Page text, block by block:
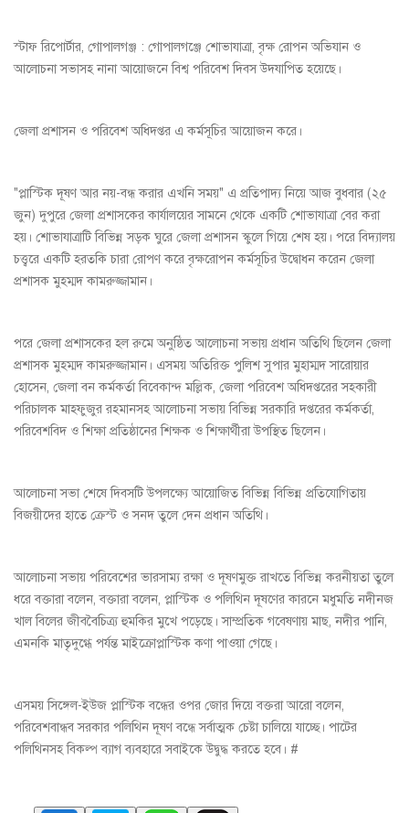
স্টাফ রিপোর্টার, গোপালগঞ্জ : গোপালগঞ্জে শোভাযাত্রা, বৃক্ষ রোপন অভিযান ও
আলোচনা সভাসহ নানা আয়োজনে বিশ্ব পরিবেশ দিবস উদযাপিত হয়েছে।
জেলা প্রশাসন ও পরিবেশ অধিদপ্তর এ কর্মসূচির আয়োজন করে।
"প্লাস্টিক দূষণ আর নয়-বন্ধ করার এখনি সময়" এ প্রতিপাদ্য নিয়ে আজ বুধবার (২৫
জুন) দুপুরে জেলা প্রশাসকের কার্যালয়ের সামনে থেকে একটি শোভাযাত্রা বের করা
হয়। শোভাযাত্রাটি বিভিন্ন সড়ক ঘুরে জেলা প্রশাসন স্কুলে গিয়ে শেষ হয়। পরে বিদ্যালয়
চত্ত্বরে একটি হরতকি চারা রোপণ করে বৃক্ষরোপন কর্মসূচির উদ্বোধন করেন জেলা
প্রশাসক মুহম্মদ কামরুজ্জামান।
পরে জেলা প্রশাসকের হল রুমে অনুষ্ঠিত আলোচনা সভায় প্রধান অতিথি ছিলেন জেলা
প্রশাসক মুহম্মদ কামরুজ্জামান। এসময় অতিরিক্ত পুলিশ সুপার মুহাম্মদ সারোয়ার
হোসেন, জেলা বন কর্মকর্তা বিবেকান্দ মল্লিক, জেলা পরিবেশ অধিদপ্তরের সহকারী
পরিচালক মাহফুজুর রহমানসহ আলোচনা সভায় বিভিন্ন সরকারি দপ্তরের কর্মকর্তা,
পরিবেশবিদ ও শিক্ষা প্রতিষ্ঠানের শিক্ষক ও শিক্ষার্থীরা উপস্থিত ছিলেন।
আলোচনা সভা শেষে দিবসটি উপলক্ষ্যে আয়োজিত বিভিন্ন বিভিন্ন প্রতিযোগিতায়
বিজয়ীদের হাতে ক্রেস্ট ও সনদ তুলে দেন প্রধান অতিথি।
আলোচনা সভায় পরিবেশের ভারসাম্য রক্ষা ও দূষণমুক্ত রাখতে বিভিন্ন করনীয়তা তুলে
ধরে বক্তারা বলেন, বক্তারা বলেন, প্লাস্টিক ও পলিথিন দূষণের কারনে মধুমতি নদীনজ
খাল বিলের জীববৈচিত্র্য হুমকির মুখে পড়েছে। সাম্প্রতিক গবেষণায় মাছ, নদীর পানি,
এমনকি মাতৃদুগ্ধে পর্যন্ত মাইক্রোপ্লাস্টিক কণা পাওয়া গেছে।
এসময় সিঙ্গেল-ইউজ প্লাস্টিক বন্ধের ওপর জোর দিয়ে বক্তরা আরো বলেন,
পরিবেশবান্ধব সরকার পলিথিন দূষণ বন্ধে সর্বাত্মক চেষ্টা চালিয়ে যাচ্ছে। পাটের
পলিথিনসহ বিকল্প ব্যাগ ব্যবহারে সবাইকে উদ্বুদ্ধ করতে হবে। #